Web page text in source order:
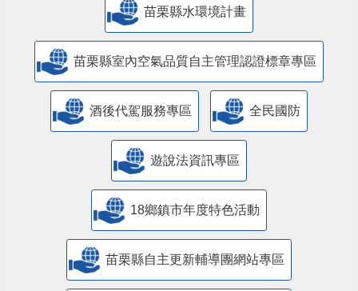
苗栗縣水環境計畫
苗栗縣室內空氣品質自主管理認證標章專區
酒後代駕服務專區 全民國防
遊說法資訊專區
18鄉鎮市年度特色活動
苗栗縣自主更新輔導團網站專區